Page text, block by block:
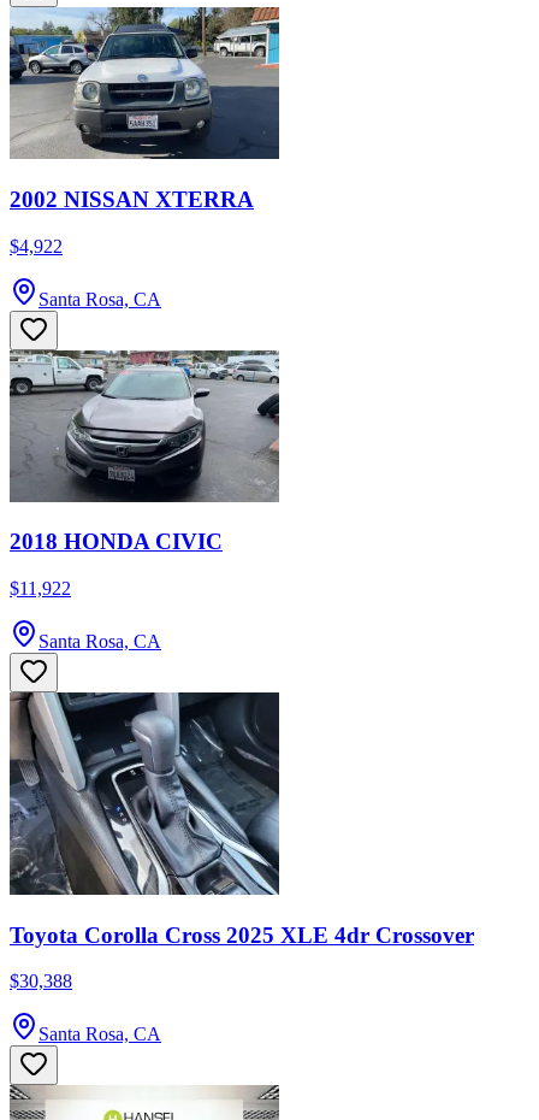
2002 NISSAN XTERRA
$4,922
Santa Rosa, CA
2018 HONDA CIVIC
$11,922
Santa Rosa, CA
Toyota Corolla Cross 2025 XLE 4dr Crossover
$30,388
Santa Rosa, CA